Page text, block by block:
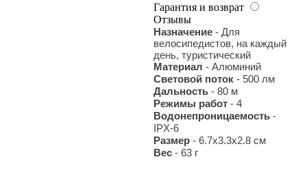
Гарантия и возврат
Отзывы
Назначение - Для
велосипедистов, на каждый
день, туристический
Материал - Алюминий
Световой поток - 500 лм
Дальность - 80 м
Режимы работ - 4
Водонепроницаемость -
IPX-6
Размер - 6.7х3.3х2.8 см
Вес - 63 г